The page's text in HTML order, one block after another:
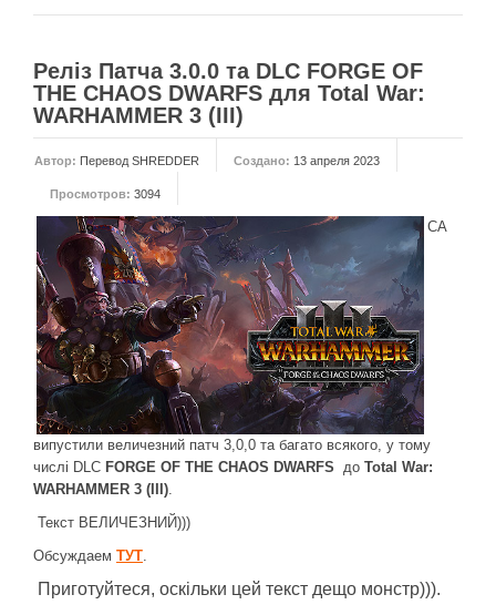
Моддинг Empire
Моддинг Shogun 2
ДРУГИЕ ИГРЫ
Серия игр Mount and Blade
Вселенные Warhammer
Warhammer 40.000: Dawn of War
Серия игр «История войн»
Серия игр «King Arthur»
КРЕАТИВ
Творчество СиЧевиков
Черный Гетман (роман)
ИСТОРИЯ
Реліз Патча 3.0.0 та DLC FORGE OF
THE CHAOS DWARFS для Total War:
WARHAMMER 3 (III)
Автор: Перевод SHREDDER Создано: 13 апреля 2023
Просмотров: 3094
СА
випустили величезний патч 3,0,0 та багато всякого, у тому
числі DLC FORGE OF THE CHAOS DWARFS до Total War:
WARHAMMER 3 (III)
Текст ВЕЛИЧЕЗНИЙ)))
Обсуждаем ТУТ
Приготуйтеся, оскільки цей текст дещо монстр))).